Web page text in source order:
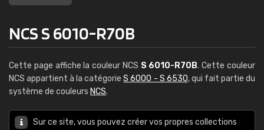
NCS S 6010-R70B
Cette page affiche la couleur NCS S 6010-R70B. Cette couleur
NCS appartient à la catégorieS 6000 - S 6530, qui fait partie du
système de couleurs NCS.
Sur ce site, vous pouvez créer vos propres collections